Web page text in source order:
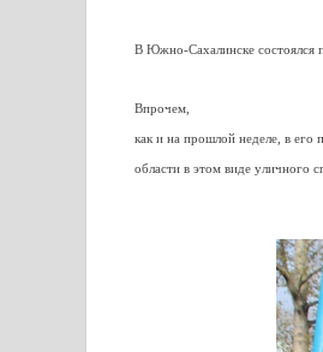
В Южно-Сахалинске состоялся
Впрочем,
как и на прошлой неделе, в
области в этом виде уличного